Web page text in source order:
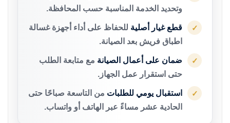
وتحديد الخدمة المناسبة حسب المحافظة.
✓ قطع غيار أصلية للحفاظ على أداء أجهزة غسالة
اطباق فريش بعد الصيانة.
✓ ضمان على أعمال الصيانة مع متابعة الطلب
حتى استقرار عمل الجهاز.
✓ استقبال يومي للطلبات من التاسعة صباحًا حتى
الحادية عشر مساءً عبر الهاتف أو واتساب.